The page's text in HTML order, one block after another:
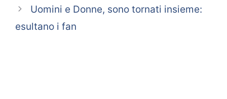
Uomini e Donne, sono tornati insieme:
esultano i fan